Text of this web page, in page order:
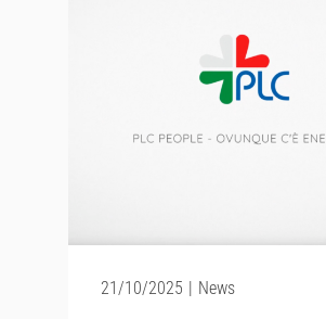
21/10/2025 News